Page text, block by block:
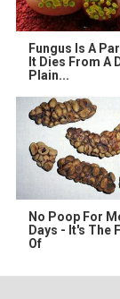
Fungus Is A
It Dies From A
Plain...
No Poop For
Days - It's The
Of